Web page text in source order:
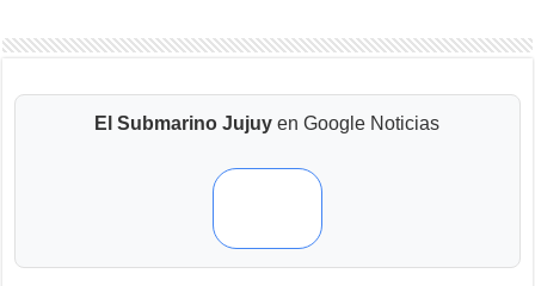
El Submarino Jujuy en Google Noticias